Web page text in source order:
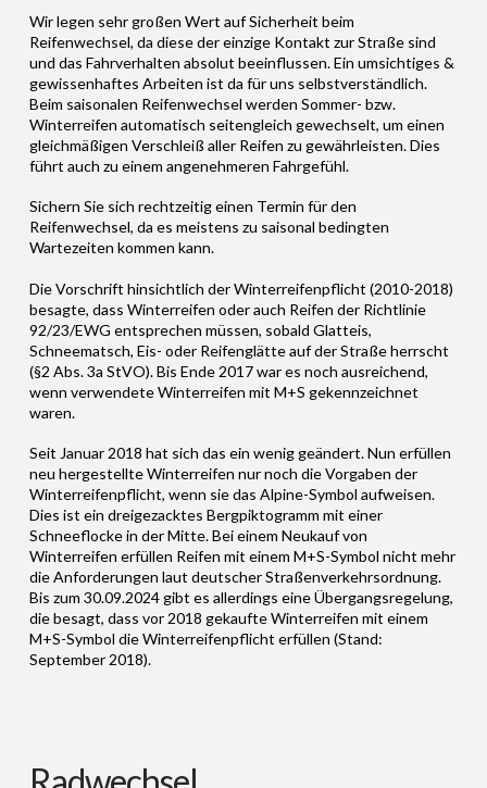
Wir legen sehr großen Wert auf Sicherheit beim
Reifenwechsel, da diese der einzige Kontakt zur Straße sind
und das Fahrverhalten absolut beeinflussen. Ein umsichtiges &
gewissenhaftes Arbeiten ist da für uns selbstverständlich.
Beim saisonalen Reifenwechsel werden Sommer- bzw.
Winterreifen automatisch seitengleich gewechselt, um einen
gleichmäßigen Verschleiß aller Reifen zu gewährleisten. Dies
führt auch zu einem angenehmeren Fahrgefühl.
Sichern Sie sich rechtzeitig einen Termin für den
Reifenwechsel, da es meistens zu saisonal bedingten
Wartezeiten kommen kann.
Die Vorschrift hinsichtlich der Winterreifenpflicht (2010-2018)
besagte, dass Winterreifen oder auch Reifen der Richtlinie
92/23/EWG entsprechen müssen, sobald Glatteis,
Schneematsch, Eis- oder Reifenglätte auf der Straße herrscht
(§2 Abs. 3a StVO). Bis Ende 2017 war es noch ausreichend,
wenn verwendete Winterreifen mit M+S gekennzeichnet
waren.
Seit Januar 2018 hat sich das ein wenig geändert. Nun erfüllen
neu hergestellte Winterreifen nur noch die Vorgaben der
Winterreifenpflicht, wenn sie das Alpine-Symbol aufweisen.
Dies ist ein dreigezacktes Bergpiktogramm mit einer
Schneeflocke in der Mitte. Bei einem Neukauf von
Winterreifen erfüllen Reifen mit einem M+S-Symbol nicht mehr
die Anforderungen laut deutscher Straßenverkehrsordnung.
Bis zum 30.09.2024 gibt es allerdings eine Übergangsregelung,
die besagt, dass vor 2018 gekaufte Winterreifen mit einem
M+S-Symbol die Winterreifenpflicht erfüllen (Stand:
September 2018).